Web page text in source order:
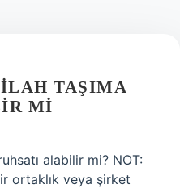
TAŞIMA
MI
alabilir mi? NOT:
ortaklık veya şirket